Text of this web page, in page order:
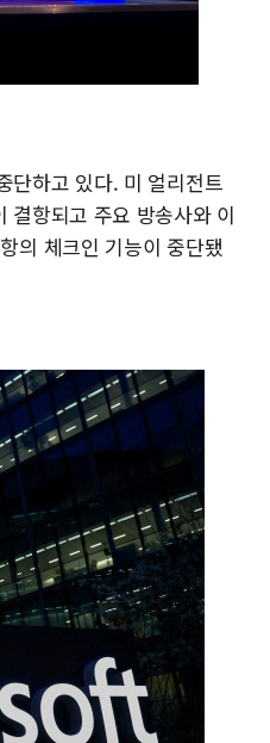
단하고 있다. 미 얼리전트
결항되고 주요 방송사와 이
의 체크인 기능이 중단됐